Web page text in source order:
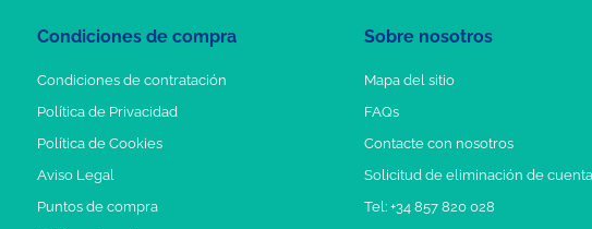
Condiciones de compra
Condiciones de contratación
Política de Privacidad
Política de Cookies
Aviso Legal
Puntos de compra
Sobre nosotros
Mapa del sitio
FAQs
Contacte con nosotros
Solicitud de eliminación de cuenta
Tel: +34 857 820 028